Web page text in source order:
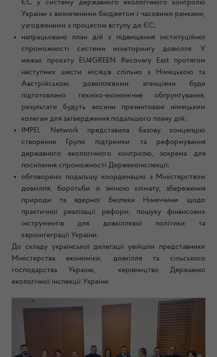
ЄС у систему державного екологічного контролю
України з визначеними бюджетом і часовими рамками,
узгодженими з процесом вступу до ЄС;
напрацьовано план дій з підвищення інституційної
спроможності системи моніторингу довкілля. У
межах проєкту EU4GREEN Recovery East протягом
наступних шести місяців спільно з Німецькою та
Австрійською довкіллєвими агенціями буде
підготовлено техніко-економічне обґрунтування,
результати будуть восени презентовані німецьким
колегам для затвердження подальшого плану дій;
IMPEL Network представила базову концепцію
створення Групи підтримки та реформування
державного екологічного контролю, зокрема для
посилення спроможності Держекоінспекції;
обговорено подальшу координацію з Міністерством
довкілля, боротьби зі зміною клімату, збереження
природи та ядерної безпеки Німеччини щодо
практичної реалізації реформ, пошуку фінансових
інструментів для довкіллєвої політики та
євроінтеграції України.
До складу української делегації увійшли представники
Міністерства економіки, довкілля та сільського
господарства України, керівництво Державної
екологічної інспекції України.